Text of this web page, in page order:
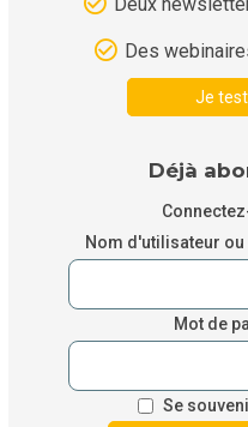
Des
Je
Déjà
Nom d'utilisateur
Mot de
Se